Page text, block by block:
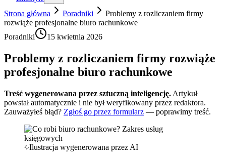
Strona główna
Poradniki
Problemy z rozliczaniem firmy
rozwiąże profesjonalne biuro rachunkowe
Poradniki
15 kwietnia 2026
Problemy z rozliczaniem firmy rozwiąże
profesjonalne biuro rachunkowe
Treść wygenerowana przez sztuczną inteligencję. Artykuł
powstał automatycznie i nie był weryfikowany przez redaktora.
Zauważyłeś błąd? Zgłoś go przez formularz — poprawimy treść.
Ilustracja wygenerowana przez AI